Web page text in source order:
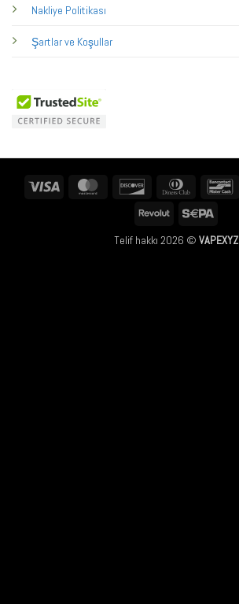
Nakliye Politikası
Şartlar ve Koşullar
MasterCard Discover
Dinners
Revolut
Telif hakkı 2026 © VAPEXYZ